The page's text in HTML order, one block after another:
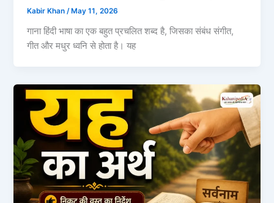
Kabir Khan/ May 11, 2026
गाना हिंदी भाषा का एक बहुत प्रचलित शब्द है, जिसका संबंध संगीत,
गीत और मधुर ध्वनि से होता है। यह